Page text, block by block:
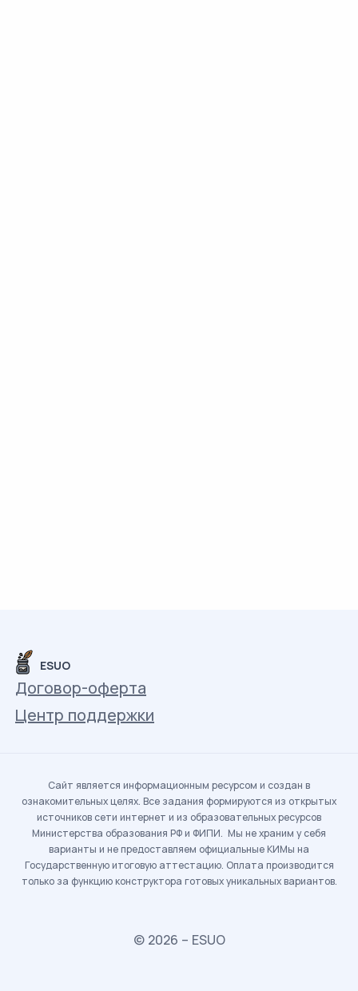
ESUO
Договор-оферта
Центр поддержки
Сайт является информационным ресурсом и создан в
ознакомительных целях. Все задания формируются из открытых
источников сети интернет и из образовательных ресурсов
Министерства образования РФ и ФИПИ. Мы не храним у себя
варианты и не предоставляем официальные КИМы на
Государственную итоговую аттестацию. Оплата производится
только за функцию конструктора готовых уникальных вариантов.
© 2026 – ESUO